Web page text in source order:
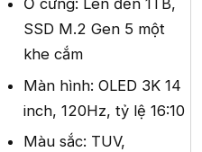
Ổ cứng: Lên đến 1TB,
SSD M.2 Gen 5 một
khe cắm
Màn hình: OLED 3K 14
inch, 120Hz, tỷ lệ 16:10
Màu sắc: TUV,